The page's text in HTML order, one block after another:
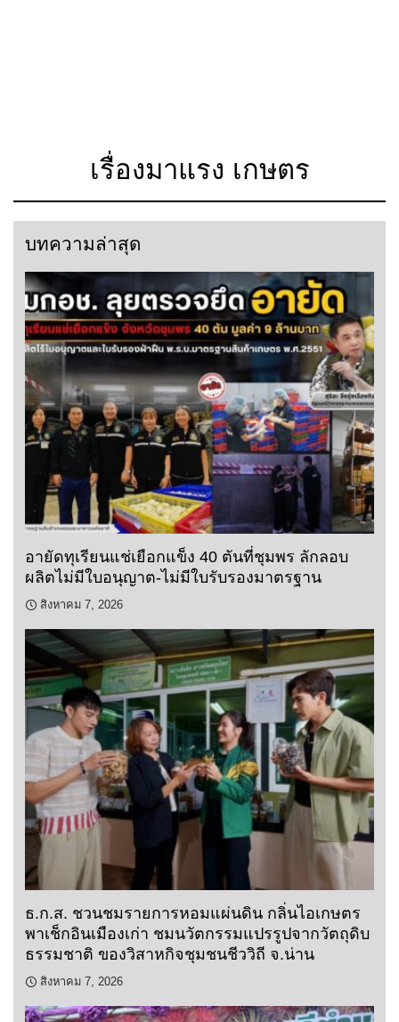
เรื่องมาแรง เกษตร
บทความล่าสุด
อายัดทุเรียนแช่เยือกแข็ง 40 ตันที่ชุมพร ลักลอบ
ผลิตไม่มีใบอนุญาต-ไม่มีใบรับรองมาตรฐาน
สิงหาคม 7, 2026
ธ.ก.ส. ชวนชมรายการหอมแผ่นดิน กลิ่นไอเกษตร
พาเช็กอินเมืองเก่า ชมนวัตกรรมแปรรูปจากวัตถุดิบ
ธรรมชาติ ของวิสาหกิจชุมชนชีววิถี จ.น่าน
สิงหาคม 7, 2026